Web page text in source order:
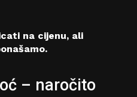
na cijenu, ali
– naročito